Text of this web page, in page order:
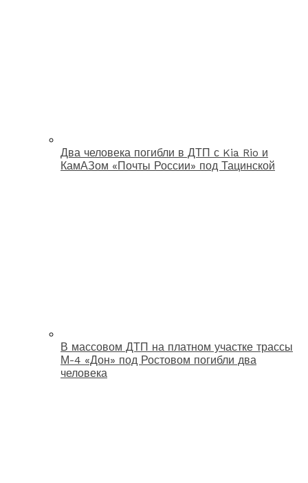
Два человека погибли в ДТП с Kia Rio и
КамАЗом «Почты России» под Тацинской
В массовом ДТП на платном участке трассы
М-4 «Дон» под Ростовом погибли два
человека